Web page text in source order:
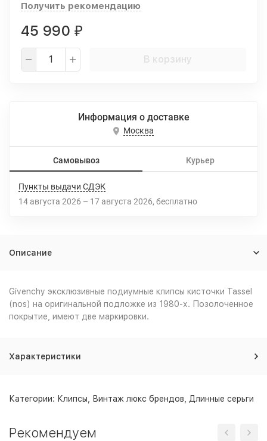
Получить рекомендацию
45 990 ₽
В корзину
Информация о доставке
Москва
Самовывоз Курьер
Пункты выдачи СДЭК
14 августа 2026 – 17 августа 2026 Бесплатно
Описание
Givenchy эксклюзивные подиумные клипсы кисточки Tassel
(nos) на оригинальной подложке из 1980-х. Позолоченное
покрытие, имеют две маркировки.
Характеристики
Категории: Клипсы Винтаж люкс брендов Длинные серьги
Рекомендуем